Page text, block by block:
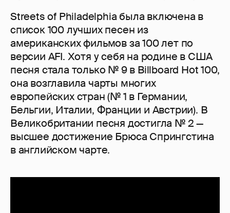
Streets of Philadelphia была включена в
список 100 лучших песен из
американских фильмов за 100 лет по
версии AFI. Хотя у себя на родине в США
песня стала только № 9 в Billboard Hot 100,
она возглавила чарты многих
европейских стран (№ 1 в Германии,
Бельгии, Италии, Франции и Австрии). В
Великобритании песня достигла № 2 —
высшее достижение Брюса Спрингстина
в английском чарте.